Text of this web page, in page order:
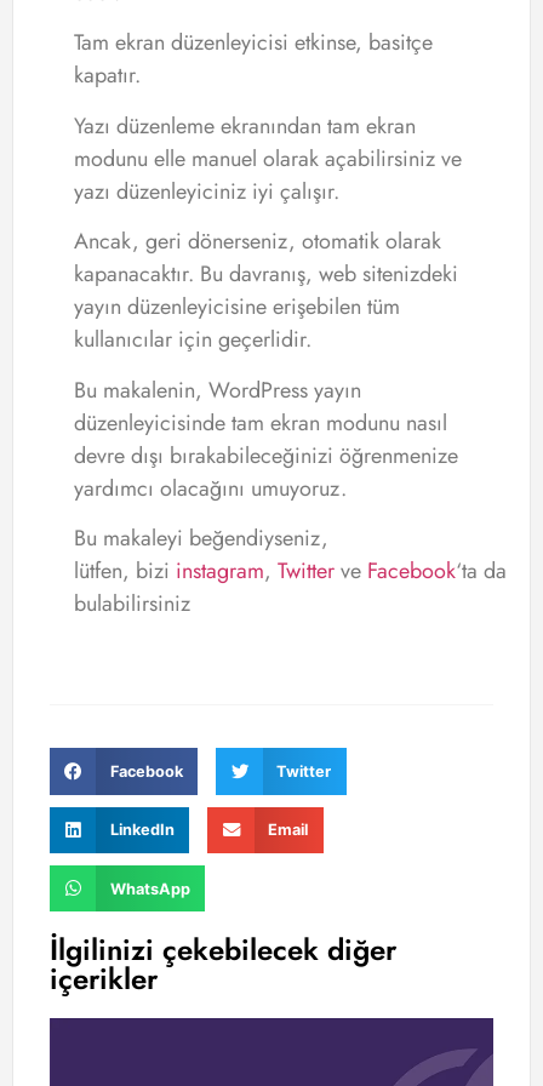
Tam ekran düzenleyicisi etkinse, basitçe
kapatır.
Yazı düzenleme ekranından tam ekran
modunu elle manuel olarak açabilirsiniz ve
yazı düzenleyiciniz iyi çalışır.
Ancak, geri dönerseniz, otomatik olarak
kapanacaktır. Bu davranış, web sitenizdeki
yayın düzenleyicisine erişebilen tüm
kullanıcılar için geçerlidir.
Bu makalenin, WordPress yayın
düzenleyicisinde tam ekran modunu nasıl
devre dışı bırakabileceğinizi öğrenmenize
yardımcı olacağını umuyoruz.
Bu makaleyi beğendiyseniz,
lütfen, bizi instagram, Twitterve Facebook‘ta da
bulabilirsiniz
Facebook Twitter
LinkedIn Email
WhatsApp
İlgilinizi çekebilecek diğer
içerikler